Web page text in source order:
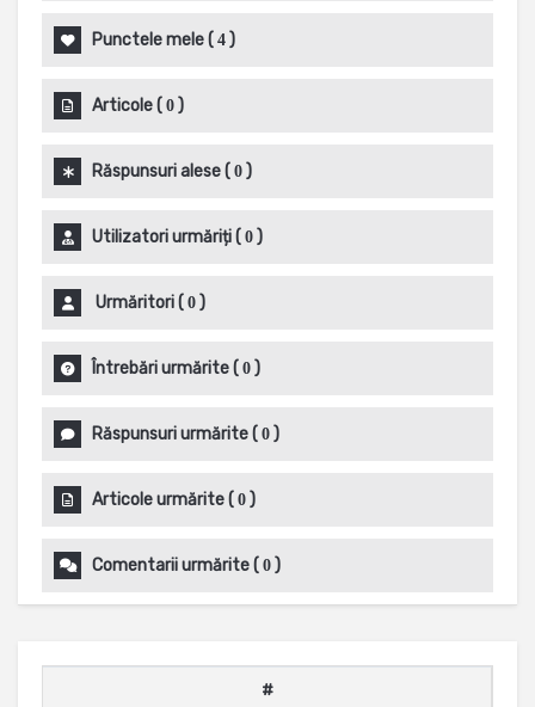
Punctele mele( 4 )
Articole( 0 )
Răspunsuri alese( 0 )
Utilizatori urmăriți( 0 )
Urmăritori( 0 )
Întrebări urmărite( 0 )
Răspunsuri urmărite( 0 )
Articole urmărite( 0 )
Comentarii urmărite( 0 )
#